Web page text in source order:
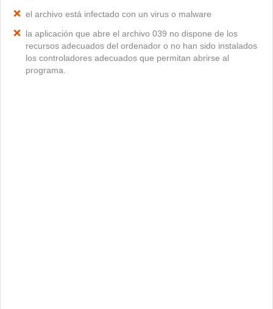
el archivo está infectado con un virus o malware
la aplicación que abre el archivo 039 no dispone de los
recursos adecuados del ordenador o no han sido instalados
los controladores adecuados que permitan abrirse al
programa.